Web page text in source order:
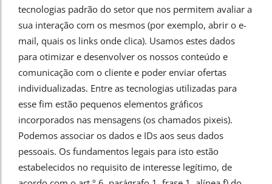
tecnologias padrão do setor que nos permitem avaliar a
sua interação com os mesmos (por exemplo, abrir o e-
mail, quais os links onde clica). Usamos estes dados
para otimizar e desenvolver os nossos conteúdo e
comunicação com o cliente e poder enviar ofertas
individualizadas. Entre as tecnologias utilizadas para
esse fim estão pequenos elementos gráficos
incorporados nas mensagens (os chamados pixeis).
Podemos associar os dados e IDs aos seus dados
pessoais. Os fundamentos legais para isto estão
estabelecidos no requisito de interesse legítimo, de